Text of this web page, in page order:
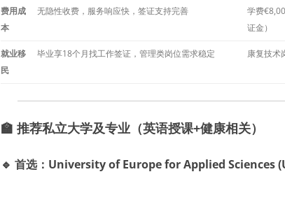
费用成
本
无隐性收费，服务响应快，签证支持完善
学费
证金）
就业移
民
毕业享18个月找工作签证，管理类岗位需求稳定 康复技术
🏫 推荐私立大学及专业（英语授课+健康相关）
🔹 首选：University of Europe for Applied Sciences